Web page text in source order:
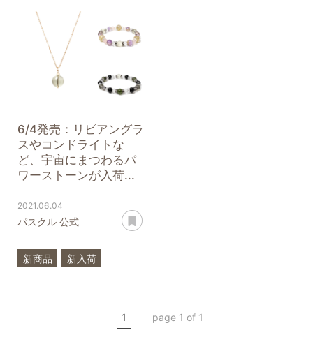
6/4発売：リビアングラ
スやコンドライトな
ど、宇宙にまつわるパ
ワーストーンが入荷...
2021.06.04
パスクル 公式
新商品
新入荷
1 page 1 of 1